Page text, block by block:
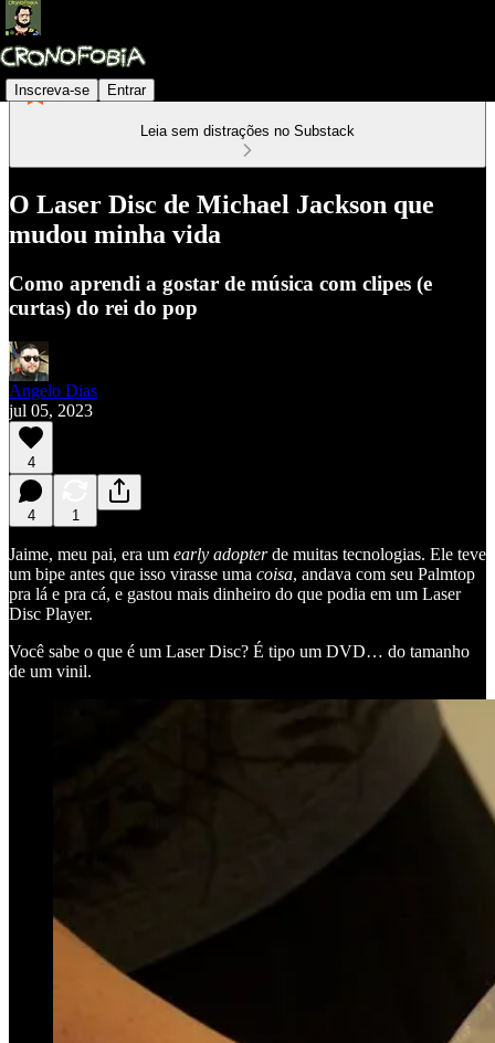
Inscreva-se Entrar
Leia sem distrações no Substack
O Laser Disc de Michael Jackson que
mudou minha vida
Como aprendi a gostar de música com clipes (e
curtas) do rei do pop
Angelo Dias
jul 05, 2023
4
4 1
Jaime, meu pai, era um early adopterde muitas tecnologias. Ele teve
um bipe antes que isso virasse uma coisa, andava com seu Palmtop
pra lá e pra cá, e gastou mais dinheiro do que podia em um Laser
Disc Player.
Você sabe o que é um Laser Disc? É tipo um DVD… do tamanho
de um vinil.